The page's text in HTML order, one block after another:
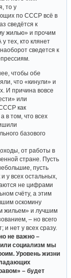
то у
по СССР всё в
сведётся к
жилью» и прочим
тех, кто клянет
сведется к
чтобы обе
что «кинули» и
И причина вовсе
или
как
в том, что всех
базового
от работы в
стране. Пусть
пусть
у всех остальных,
не цифрами
счёту, а этим
оскомину
жильем» и лучшим
– но всего
и нет у всех сразу.
не важно –
социализм мы
Уровень жизни
– будет